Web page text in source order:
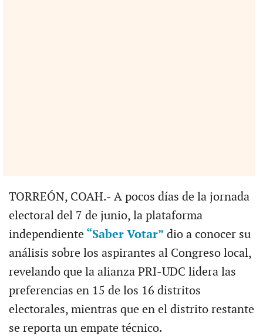
TORREÓN, COAH.- A pocos días de la jornada
electoral del 7 de junio, la plataforma
independiente“Saber Votar” dio a conocer su
análisis sobre los aspirantes al Congreso local,
revelando que la alianza PRI-UDC lidera las
preferencias en 15 de los 16 distritos
electorales, mientras que en el distrito restante
se reporta un empate técnico.